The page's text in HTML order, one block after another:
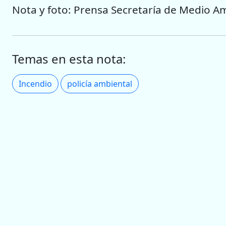
Nota y foto: Prensa Secretaría de Medio
Temas en esta nota:
Incendio policía ambiental